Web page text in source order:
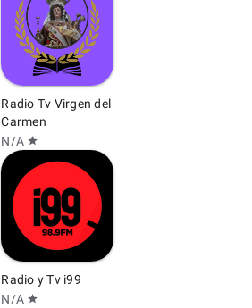
Radio Tv Virgen del
Carmen
N/A star
Radio y Tv i99
N/A star